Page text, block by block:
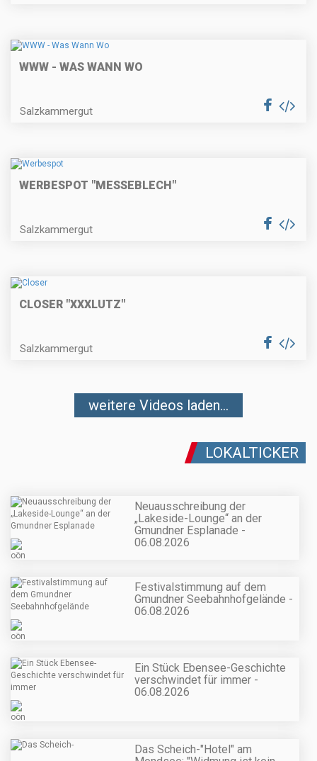
WWW - WAS WANN WO
Salzkammergut
WERBESPOT "MESSEBLECH"
Salzkammergut
CLOSER "XXXLUTZ"
Salzkammergut
weitere Videos laden...
LOKALTICKER
Neuausschreibung der
„Lakeside-Lounge“ an der
Gmundner Esplanade -
06.08.2026
Festivalstimmung auf dem
Gmundner Seebahnhofgelände -
06.08.2026
Ein Stück Ebensee-Geschichte
verschwindet für immer -
06.08.2026
Das Scheich-"Hotel" am